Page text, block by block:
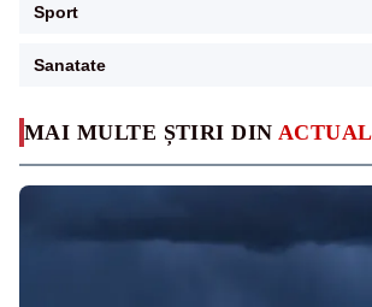
MAI MULTE ȘTIRI DIN
Sport
Sanatate